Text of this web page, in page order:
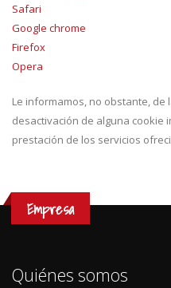
Safari
Google chrome
Firefox
Opera
Le informamos, no obstante, de
desactivación de alguna cookie
prestación de los servicios
Empresa
Quiénes somos